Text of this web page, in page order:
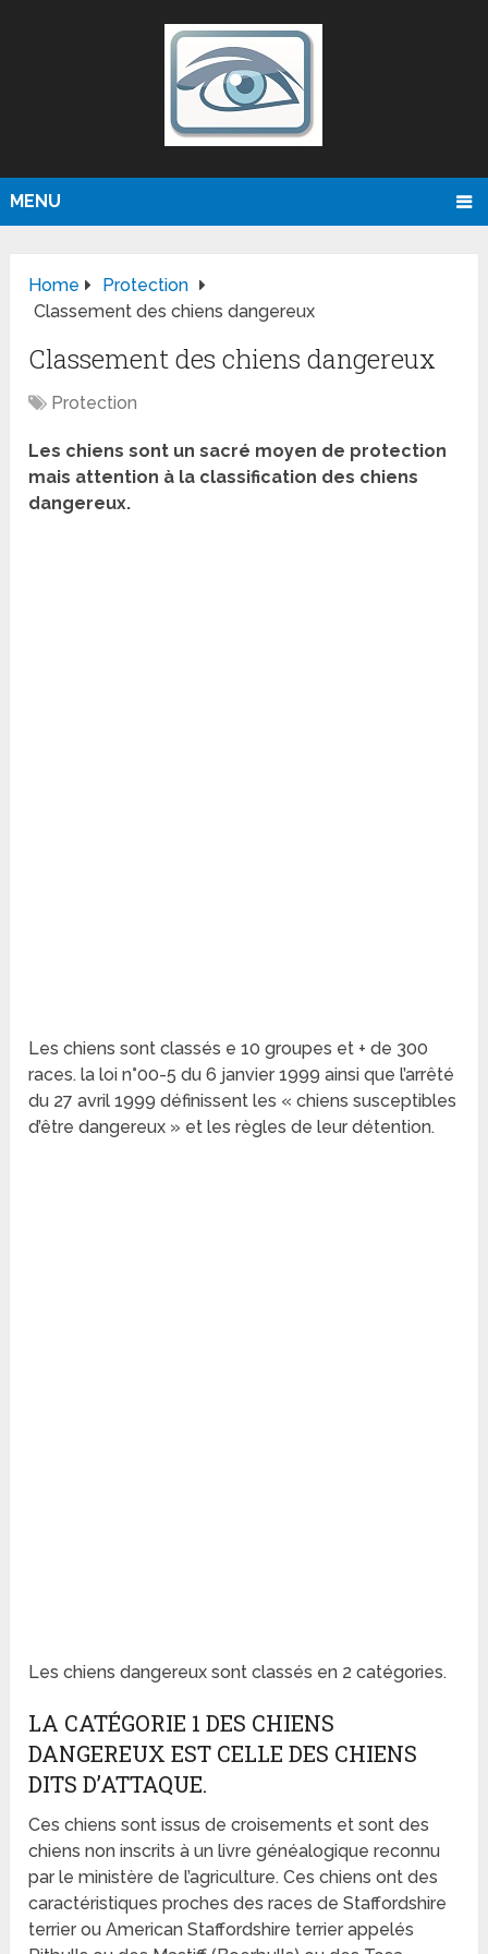
MENU
Home
Protection
Classement des chiens dangereux
Classement des chiens dangereux
Protection
Les chiens sont un sacré moyen de protection
mais attention à la classification des chiens
dangereux.
Les chiens sont classés e 10 groupes et + de 300
races. la loi n°00-5 du 6 janvier 1999 ainsi que l’arrêté
du 27 avril 1999 définissent les « chiens susceptibles
d’être dangereux » et les règles de leur détention.
Les chiens dangereux sont classés en 2 catégories.
LA CATÉGORIE 1 DES CHIENS
DANGEREUX EST CELLE DES CHIENS
DITS D’ATTAQUE.
Ces chiens sont issus de croisements et sont des
chiens non inscrits à un livre généalogique reconnu
par le ministère de l’agriculture. Ces chiens ont des
caractéristiques proches des races de Staffordshire
terrier ou American Staffordshire terrier appelés